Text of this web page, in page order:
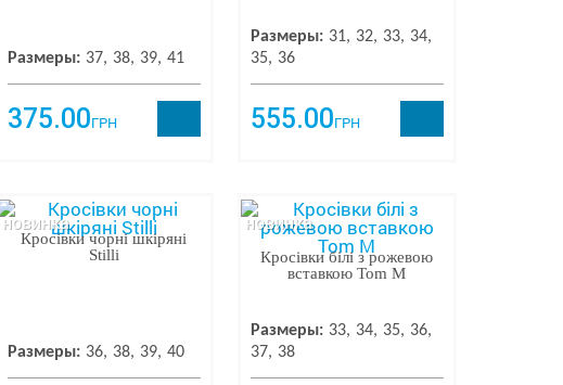
Размеры: 37 38 39 41
375.00ГРН
Размеры: 31 32 33
34
35
36
555.00ГРН
Кросівки чорні шкіряні
Stilli
Размеры: 36 38 39 40
новинка
Кросівки білі з рожевою
вставкою Tom M
Размеры: 33 34 35
36
37
38
новинка